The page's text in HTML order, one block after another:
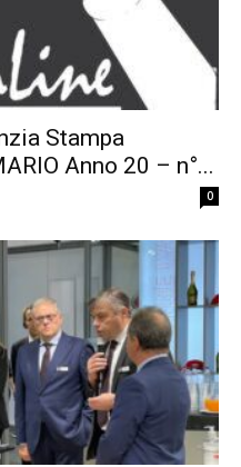
Stampa
Anno 20 – n°...
0